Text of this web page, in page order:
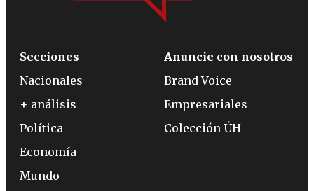
Secciones
Nacionales
+ análisis
Política
Economía
Mundo
Anuncie con nosotros
Brand Voice
Empresariales
Colección ÚH